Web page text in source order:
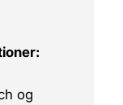
og